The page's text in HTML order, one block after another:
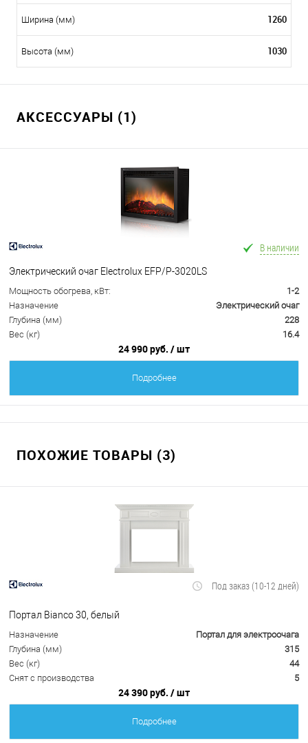
Ширина (мм) 1260
Высота (мм) 1030
АКСЕССУАРЫ (1)
В наличии
Электрический очаг Electrolux EFP/P-3020LS
Мощность обогрева, кВт:
1-2
Назначение
Электрический очаг
Глубина (мм)
228
Вес (кг)
16.4
24 990 руб. / шт
Подробнее
ПОХОЖИЕ ТОВАРЫ (3)
Под заказ (10-12 дней)
Портал Bianco 30, белый
Назначение
Портал для электроочага
Глубина (мм)
315
Вес (кг)
44
Снят с производства
5
24 390 руб. / шт
Подробнее